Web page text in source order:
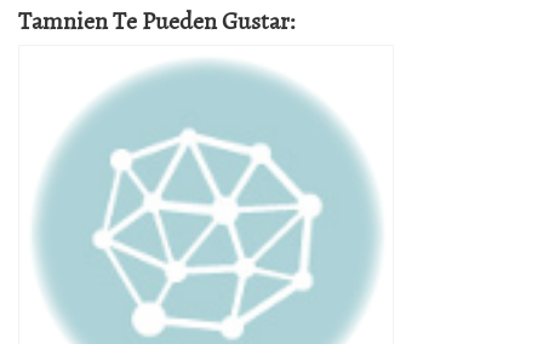
Tamnien Te Pueden Gustar: